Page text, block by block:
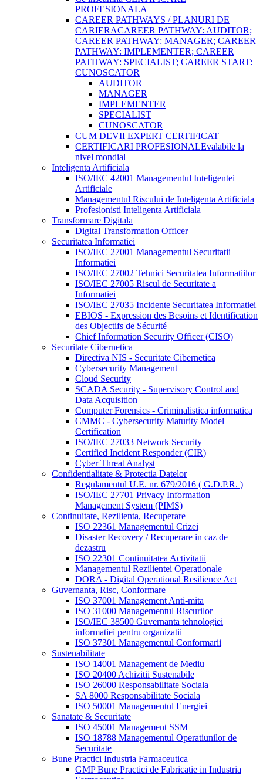
PROFESIONALA
CAREER PATHWAYS / PLANURI DE
CARIERACAREER PATHWAY: AUDITOR;
CAREER PATHWAY: MANAGER; CAREER
PATHWAY: IMPLEMENTER; CAREER
PATHWAY: SPECIALIST; CAREER START:
CUNOSCATOR
AUDITOR
MANAGER
IMPLEMENTER
SPECIALIST
CUNOSCATOR
CUM DEVII EXPERT CERTIFICAT
CERTIFICARI PROFESIONALEvalabile la
nivel mondial
Inteligenta Artificiala
ISO/IEC 42001 Managementul Inteligentei
Artificiale
Managementul Riscului de Inteligenta Artificiala
Profesionisti Inteligenta Artificiala
Transformare Digitala
Digital Transformation Officer
Securitatea Informatiei
ISO/IEC 27001 Managementul Securitatii
Informatiei
ISO/IEC 27002 Tehnici Securitatea Informatiilor
ISO/IEC 27005 Riscul de Securitate a
Informatiei
ISO/IEC 27035 Incidente Securitatea Informatiei
EBIOS - Expression des Besoins et Identification
des Objectifs de Sécurité
Chief Information Security Officer (CISO)
Securitate Cibernetica
Directiva NIS - Securitate Cibernetica
Cybersecurity Management
Cloud Security
SCADA Security - Supervisory Control and
Data Acquisition
Computer Forensics - Criminalistica informatica
CMMC - Cybersecurity Maturity Model
Certification
ISO/IEC 27033 Network Security
Certified Incident Responder (CIR)
Cyber Threat Analyst
Confidentialitate & Protectia Datelor
Regulamentul U.E. nr. 679/2016 ( G.D.P.R. )
ISO/IEC 27701 Privacy Information
Management System (PIMS)
Continuitate, Rezilienta, Recuperare
ISO 22361 Managementul Crizei
Disaster Recovery / Recuperare in caz de
dezastru
ISO 22301 Continuitatea Activitatii
Managementul Rezilientei Operationale
DORA - Digital Operational Resilience Act
Guvernanta, Risc, Conformare
ISO 37001 Management Anti-mita
ISO 31000 Managementul Riscurilor
ISO/IEC 38500 Guvernanta tehnologiei
informatiei pentru organizatii
ISO 37301 Managementul Conformarii
Sustenabilitate
ISO 14001 Management de Mediu
ISO 20400 Achizitii Sustenabile
ISO 26000 Responsabilitate Sociala
SA 8000 Responsabilitate Sociala
ISO 50001 Managementul Energiei
Sanatate & Securitate
ISO 45001 Management SSM
ISO 18788 Managementul Operatiunilor de
Securitate
Bune Practici Industria Farmaceutica
GMP Bune Practici de Fabricatie in Industria